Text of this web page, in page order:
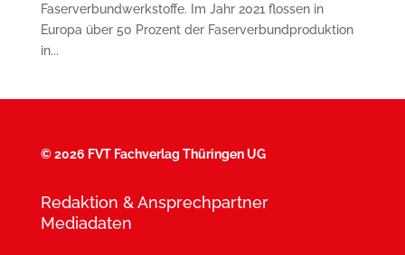
Faserverbundwerkstoffe. Im Jahr 2021 flossen in
Europa über 50 Prozent der Faserverbundproduktion
in...
©2026 FVT Fachverlag Thüringen UG
Redaktion & Ansprechpartner
Mediadaten